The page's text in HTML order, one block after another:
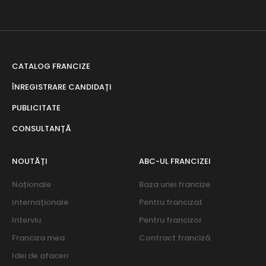
CATALOG FRANCIZE
ÎNREGISTRARE CANDIDAȚI
PUBLICITATE
CONSULTANȚĂ
NOUTĂȚI
Naționale
Internaționale
Interviu
Franciza mea
Idei de afaceri
ABC-UL FRANCIZEI
Baza unei francize
Pentru francizat
Pentru francizor
Contract franciză